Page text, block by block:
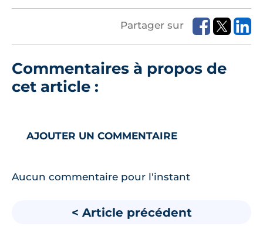
Partager sur
Commentaires à propos de
cet article :
AJOUTER UN COMMENTAIRE
Aucun commentaire pour l'instant
< Article précédent